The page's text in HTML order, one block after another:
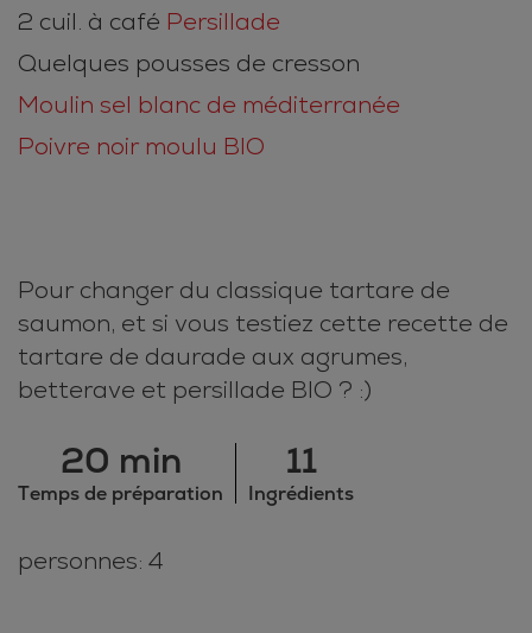
2 cuil. à café Persillade
Quelques pousses de cresson
Moulin sel blanc de méditerranée
Poivre noir moulu BIO
Pour changer du classique tartare de
saumon, et si vous testiez cette recette de
tartare de daurade aux agrumes,
betterave et persillade BIO ? :)
20 min
Temps de préparation
11
Ingrédients
personnes: 4